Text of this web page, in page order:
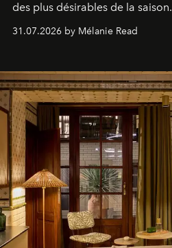
des plus désirables de la saison.
31.07.2026 by Mélanie Read